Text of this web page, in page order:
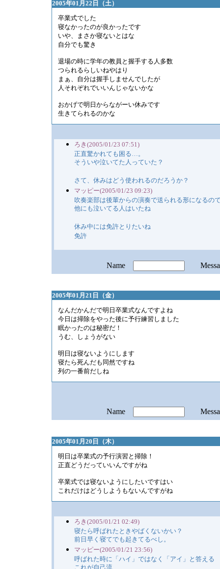
2005年01月22日（土）
卒業式でした
寝なかったのが良かったです
いや、まさか寝ないとはな
自分でも驚き
退場の時に学年の教員と握手する人多数
つられるらしいねやはり
まぁ、自分は握手しませんでしたが
人それぞれでいいんじゃないかな
おかげで明日からながーい休みです
生きてられるのかな
ろき(2005/01/23 07:51)
正直驚かれても困る…。
そういや泣いてた人っていた？
さて、休みはどう使われるのだろうか？
マッピー(2005/01/23 09:23)
吹奏楽部は後輩からの演奏で送られる形になるの
他にも泣いてる人はいたね
休み中には免許とりたいね
免許
Name
2005年01月21日（金）
なんだかんだで明日卒業式なんですよね
今日は掃除をやった後に予行練習しました
眠かったのは秘密だ！
うむ、しょうがない
明日は寝ないようにします
寝たら死んだも同然ですね
列の一番前だしね
Name
2005年01月20日（木）
明日は卒業式の予行演習と掃除！
正直どうだっていいんですがね
卒業式では寝ないようにしたいですはい
これだけはどうしようもないんですがね
ろき(2005/01/21 02:49)
寝たら呼ばれたときやばくないかい？
前日早く寝てでも起きてるべし。
マッピー(2005/01/21 23:56)
呼ばれた時に「ハイ」ではなく「アイ」と答える